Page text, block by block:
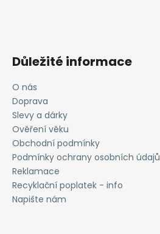
Důležité informace
O nás
Doprava
Slevy a dárky
Ověření věku
Obchodní podmínky
Podmínky ochrany osobních údajů
Reklamace
Recyklační poplatek - info
Napište nám